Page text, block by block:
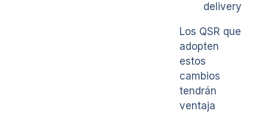
delivery
Los QSR que
adopten
estos
cambios
tendrán
ventaja